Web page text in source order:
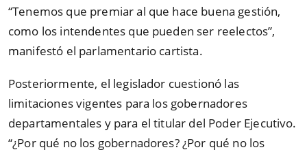
“Tenemos que premiar al que hace buena gestión,
como los intendentes que pueden ser reelectos”,
manifestó el parlamentario cartista.
Posteriormente, el legislador cuestionó las
limitaciones vigentes para los gobernadores
departamentales y para el titular del Poder Ejecutivo.
“¿Por qué no los gobernadores? ¿Por qué no los